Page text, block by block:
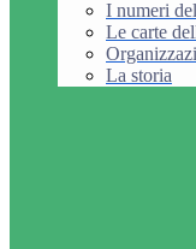
I numeri
Le carte
La storia